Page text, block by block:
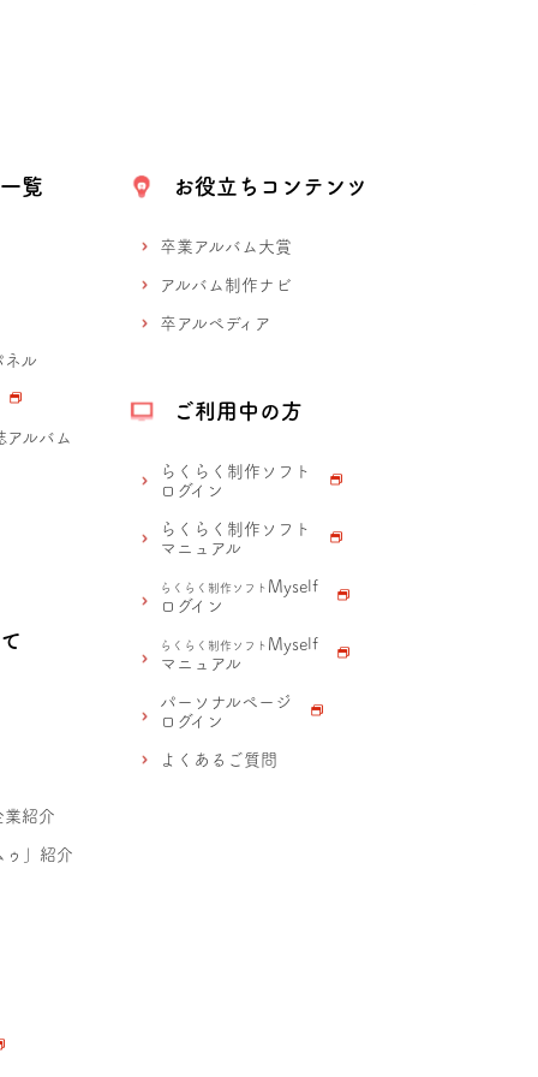
覧
ネル
アルバム
業紹介
ゥ」紹介
お役立ちコンテンツ
卒業アルバム大賞
アルバム制作ナビ
卒アルペディア
ご利用中の方
らくらく制作ソフト
ログイン
らくらく制作ソフト
マニュアル
らくらく制作ソフト Myself
ログイン
らくらく制作ソフト Myself
マニュアル
パーソナルページ
ログイン
よくあるご質問